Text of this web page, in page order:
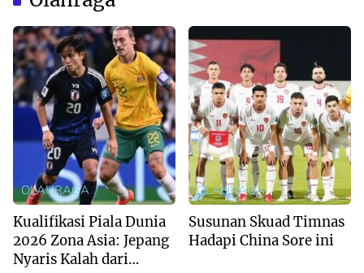
OLAHRAGA
Kualifikasi Piala Dunia
2026 Zona Asia: Jepang
Nyaris Kalah dari
OLAHRAGA
Susunan Skuad Timnas
Hadapi China Sore ini